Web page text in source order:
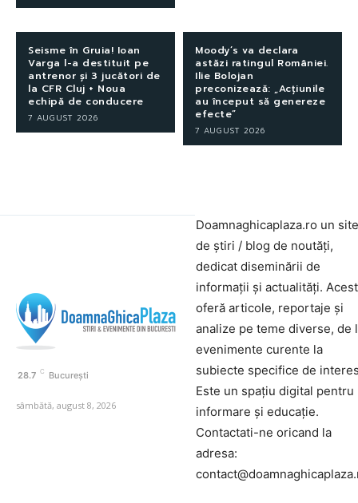
Seisme în Gruia! Ioan
Varga l-a destituit pe
antrenor și 3 jucători de
la CFR Cluj + Noua
echipă de conducere
7 AUGUST 2026
Moody’s va declara
astăzi ratingul României.
Ilie Bolojan
preconizează: „Acțiunile
au început să genereze
efecte”
7 AUGUST 2026
28.7 C București
sâmbătă, august 8, 2026
Doamnaghicaplaza.ro un site
de știri / blog de noutăți,
dedicat diseminării de
informații și actualități.
oferă articole, reportaje și
analize pe teme diverse, de
evenimente curente la
subiecte specifice de
Este un spațiu digital pentru
informare și educație.
Contactati-ne oricand la
adresa: